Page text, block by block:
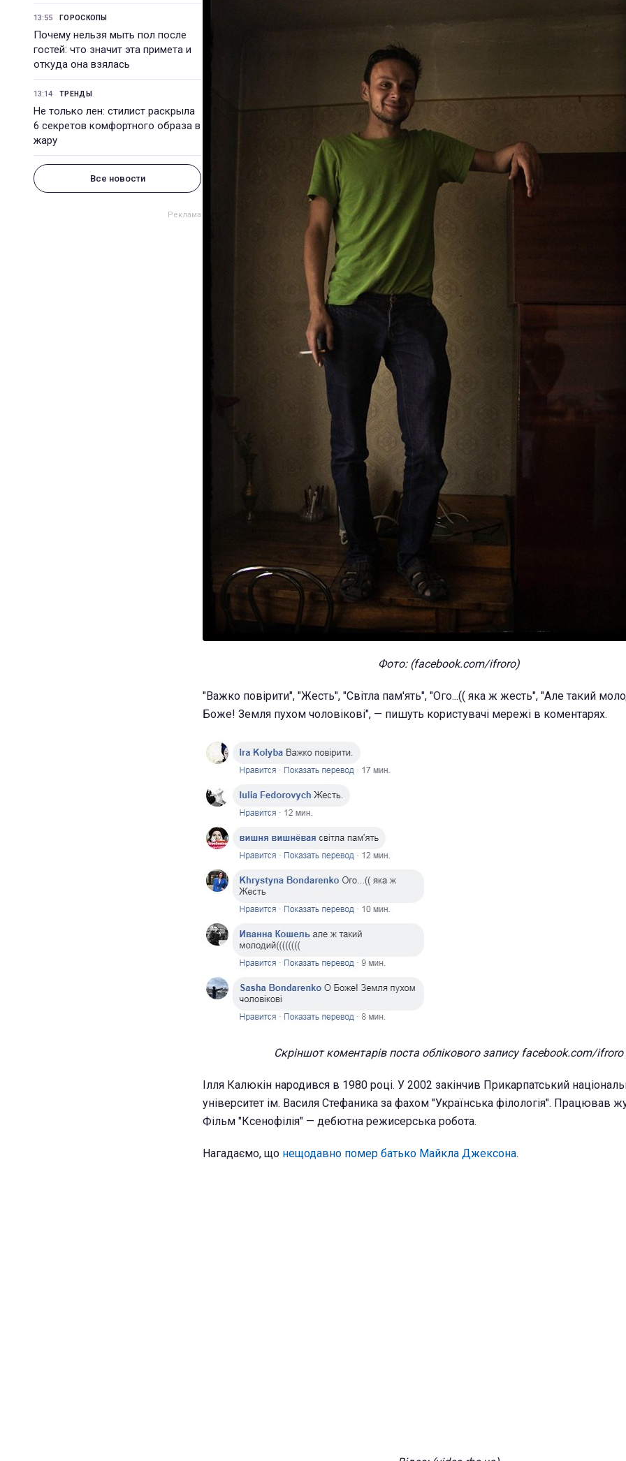
13:55 ГОРОСКОПЫ
Почему нельзя мыть пол после
гостей: что значит эта примета и
откуда она взялась
13:14 ТРЕНДЫ
Не только лен: стилист раскрыла
6 секретов комфортного образа в
жару
Все новости
Фото: (facebook.com/ifroro)
"Важко повірити", "Жесть", "Світла пам'ять", "Ого...(( яка ж жесть", "Але такий
Боже! Земля пухом чоловікові", — пишуть користувачі мережі в коментарях.
Скріншот коментарів поста облікового запису facebook.com/ifroro
Ілля Калюкін народився в 1980 році. У 2002 закінчив Прикарпатський
університет ім. Василя Стефаника за фахом "Українська філологія". Працював
Фільм "Ксенофілія" — дебютна режисерська робота.
Нагадаємо, що нещодавно помер батько Майкла Джексона.